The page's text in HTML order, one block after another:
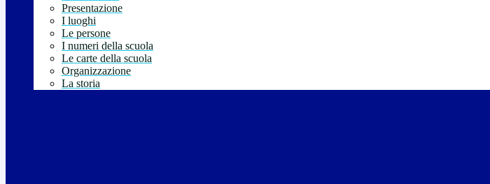
Presentazione
I luoghi
Le persone
I numeri della scuola
Le carte della scuola
Organizzazione
La storia